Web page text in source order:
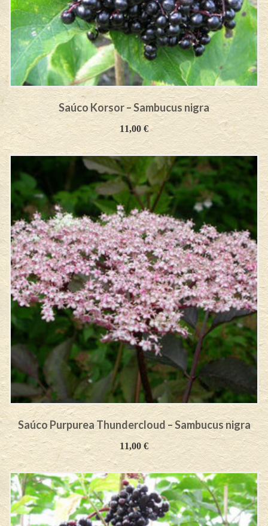
Saúco Korsor – Sambucus nigra
11,00 €
Saúco Purpurea Thundercloud – Sambucus nigra
11,00€